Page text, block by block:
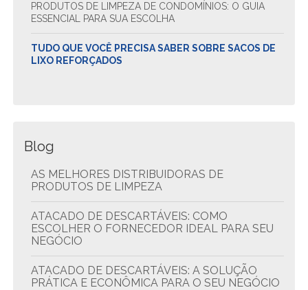
PRODUTOS DE LIMPEZA DE CONDOMÍNIOS: O GUIA
ESSENCIAL PARA SUA ESCOLHA
TUDO QUE VOCÊ PRECISA SABER SOBRE SACOS DE
LIXO REFORÇADOS
Blog
AS MELHORES DISTRIBUIDORAS DE
PRODUTOS DE LIMPEZA
ATACADO DE DESCARTÁVEIS: COMO
ESCOLHER O FORNECEDOR IDEAL PARA SEU
NEGÓCIO
ATACADO DE DESCARTÁVEIS: A SOLUÇÃO
PRÁTICA E ECONÔMICA PARA O SEU NEGÓCIO